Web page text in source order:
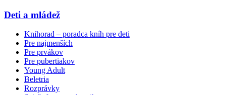
Deti a mládež
Knihorad – poradca kníh pre deti
Pre najmenších
Pre prvákov
Pre pubertiakov
Young Adult
Beletria
Rozprávky